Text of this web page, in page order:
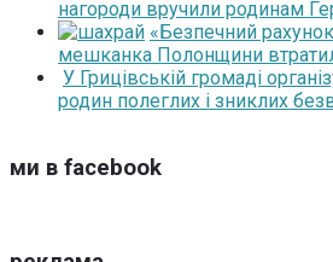
нагороди вручили родинам
«Безпечний
мешканка Полонщини
У Грицівській громаді
родин полеглих і зниклих
ми в facebook